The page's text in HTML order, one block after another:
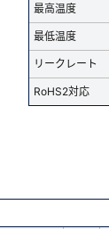
最高温度
最低温度
リークレート
RoHS2対応